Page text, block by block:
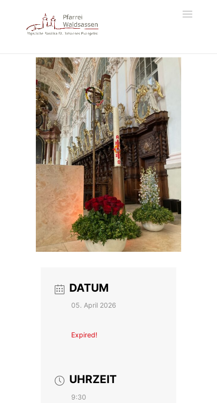
DATUM
05. April 2026
Expired!
UHRZEIT
9:30